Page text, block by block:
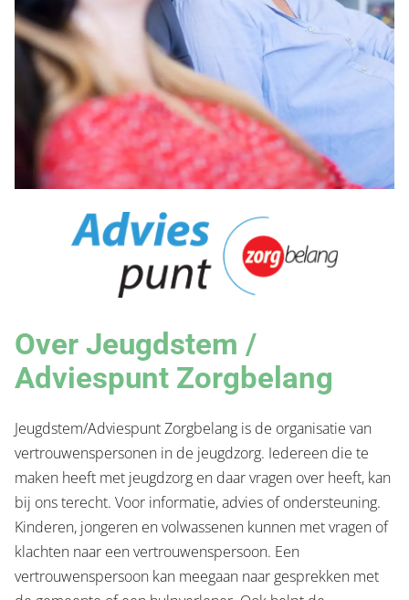
Over Jeugdstem /
Adviespunt Zorgbelang
Jeugdstem/Adviespunt Zorgbelang is de organisatie van
vertrouwenspersonen in de jeugdzorg. Iedereen die te
maken heeft met jeugdzorg en daar vragen over heeft, kan
bij ons terecht. Voor informatie, advies of ondersteuning.
Kinderen, jongeren en volwassenen kunnen met vragen of
klachten naar een vertrouwenspersoon. Een
vertrouwenspersoon kan meegaan naar gesprekken met